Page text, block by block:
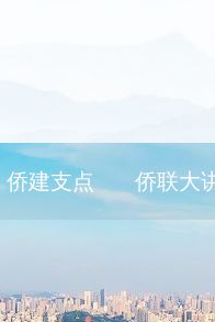
侨建支点 侨联大